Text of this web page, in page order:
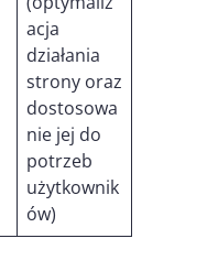
acja
działania
strony oraz
dostosowa
nie jej do
potrzeb
użytkownik
ów)